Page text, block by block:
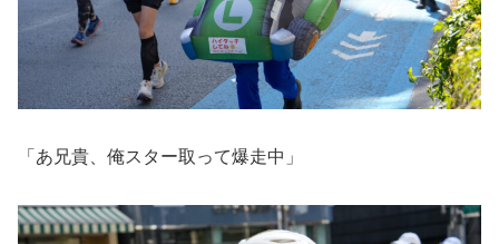
「あ兄貴、俺スター取って爆走中」